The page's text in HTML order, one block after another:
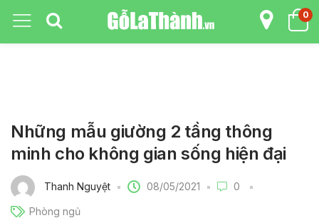
0
Những mẫu giường 2 tầng thông
minh cho không gian sống hiện đại
Thanh Nguyệt 08/05/2021 0
Phòng ngủ